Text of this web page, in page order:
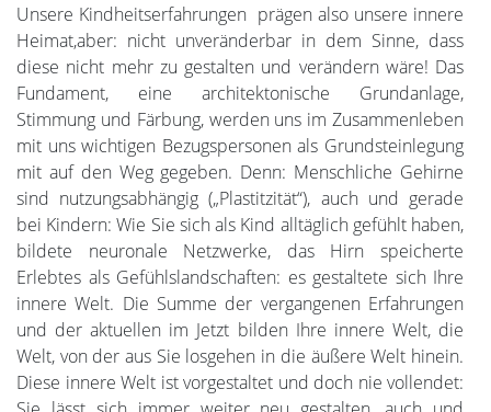
Unsere Kindheitserfahrungen prägen also unsere innere
Heimat,aber: nicht unveränderbar in dem Sinne, dass
diese nicht mehr zu gestalten und verändern wäre! Das
Fundament, eine architektonische Grundanlage,
Stimmung und Färbung, werden uns im Zusammenleben
mit uns wichtigen Bezugspersonen als Grundsteinlegung
mit auf den Weg gegeben. Denn: Menschliche Gehirne
sind nutzungsabhängig („Plastitzität“), auch und gerade
bei Kindern: Wie Sie sich als Kind alltäglich gefühlt haben,
bildete neuronale Netzwerke, das Hirn speicherte
Erlebtes als Gefühlslandschaften: es gestaltete sich Ihre
innere Welt. Die Summe der vergangenen Erfahrungen
und der aktuellen im Jetzt bilden Ihre innere Welt, die
Welt, von der aus Sie losgehen in die äußere Welt hinein.
Diese innere Welt ist vorgestaltet und doch nie vollendet: